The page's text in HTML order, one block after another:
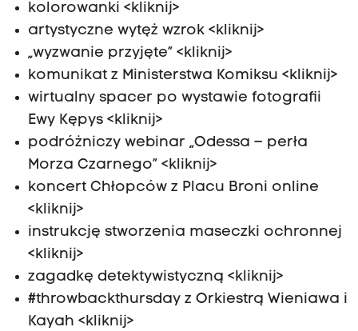
kolorowanki <kliknij>
artystyczne wytęż wzrok <kliknij>
„wyzwanie przyjęte” <kliknij>
komunikat z Ministerstwa Komiksu <kliknij>
wirtualny spacer po wystawie fotografii
Ewy Kępys <kliknij>
podróżniczy webinar „Odessa – perła
Morza Czarnego” <kliknij>
koncert Chłopców z Placu Broni online
<kliknij>
instrukcję stworzenia maseczki ochronnej
<kliknij>
zagadkę detektywistyczną <kliknij>
#throwbackthursday z Orkiestrą Wieniawa i
Kayah <kliknij>